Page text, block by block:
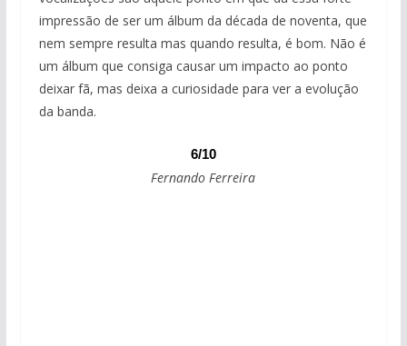
impressão de ser um álbum da década de noventa, que
nem sempre resulta mas quando resulta, é bom. Não é
um álbum que consiga causar um impacto ao ponto
deixar fã, mas deixa a curiosidade para ver a evolução
da banda.
6/10
Fernando Ferreira